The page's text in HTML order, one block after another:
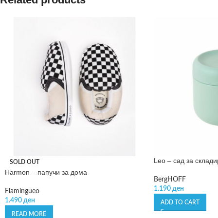
SOLD OUT
Harmon – папучи за дома
Flamingueo
1.490 ден
READ MORE
Leo – сад за
BergHOFF
1.190 ден
ADD TO CART